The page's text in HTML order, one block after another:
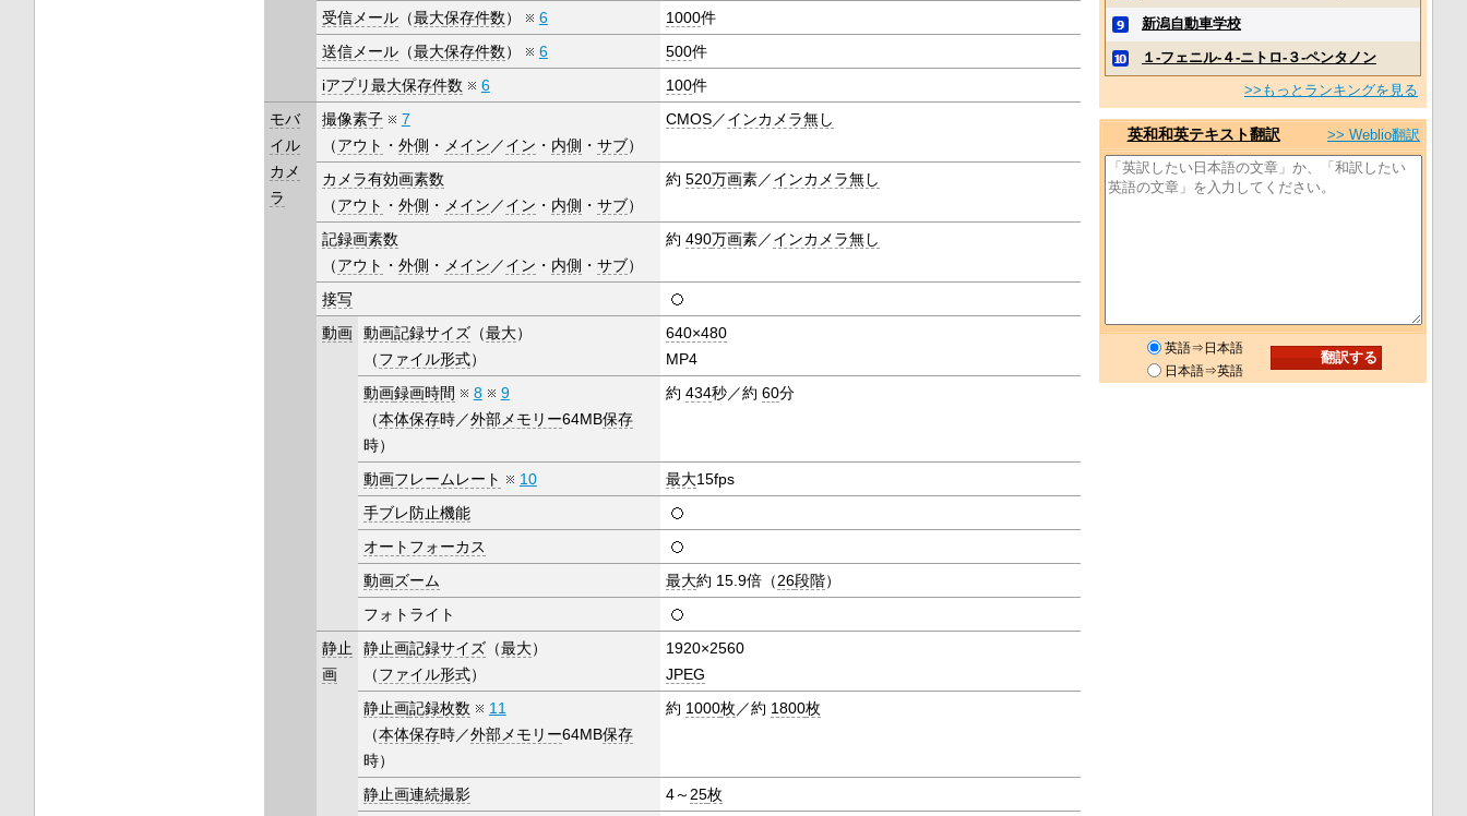
受信メール（最大保存件数） 6 1000件
送信メール（最大保存件数） 6 500件
iアプリ最大保存件数 6 100件
モバ
イル
カメ
ラ
撮像素子
7
（アウト ・ 外側 ・ メイン ／イン ・ 内側 ・ サブ）
CMOS／インカメラ無し
カメラ有効画素数
（アウト ・ 外側 ・ メイン ／イン ・ 内側 ・ サブ）
約 520万画素／インカメラ無し
記録画素数
（アウト ・ 外側 ・ メイン ／イン ・ 内側 ・ サブ）
約 490万画素／インカメラ無し
接写
動画
動画記録サイズ（最大）
（ファイル形式）
640×480
MP4
動画録画時間 8
9
（本体保存時／外部メモリー64MB保存
時）
約 434秒／約 60分
動画フレームレート 10 最大15fps
手ブレ防止機能
オートフォーカス
動画ズーム 最大約 15.9倍（26段階）
フォトライト
静止
画
静止画記録サイズ（最大）
（ファイル形式）
1920×2560
JPEG
静止画記録枚数
11
（本体保存時／外部メモリー64MB保存
時）
約 1000枚 ／約 1800枚
静止画連続撮影 4～ 25枚
新潟自動車学校
１‐フェニル‐４‐ニトロ‐３‐ペンタノン
>>もっとランキングを見る
英和和英テキスト翻訳 >> Weblio翻訳
英語⇒日本語
日本語⇒英語